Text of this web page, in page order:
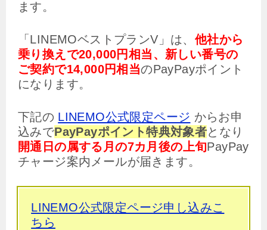
ます。
「LINEMOベストプランV」は、 他社から
乗り換えで20,000円相当、新しい番号の
ご契約で14,000円相当のPayPayポイント
になります。
下記の LINEMO公式限定ページ からお申
込みでPayPayポイント特典対象者となり
開通日の属する月の7カ月後の上旬PayPay
チャージ案内メールが届きます。
LINEMO公式限定ページ申し込みこ
ちら